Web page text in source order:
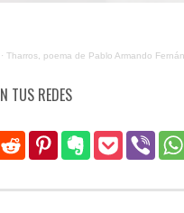
· Tharros, poema de Pablo Armando
TUS REDES